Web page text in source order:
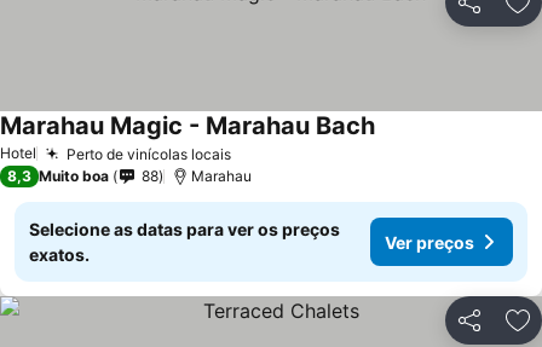
Partilhar
Hotel Perto de vinícolas locais
Marahau Magic - Marahau Bach
8,3 Muito boa 88 Marahau
Selecione as datas para ver os preços
exatos.
Ver preços
Partilhar